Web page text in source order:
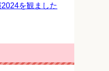
を観ました